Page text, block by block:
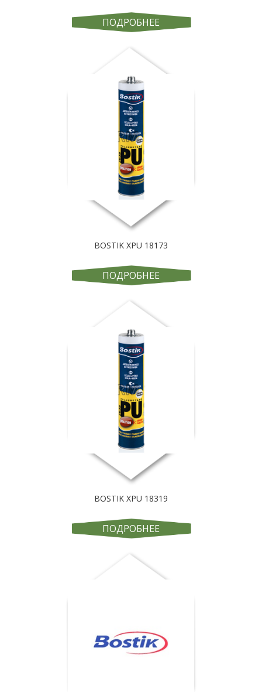
ПОДРОБНЕЕ
BOSTIK XPU 18173
ПОДРОБНЕЕ
BOSTIK XPU 18319
ПОДРОБНЕЕ